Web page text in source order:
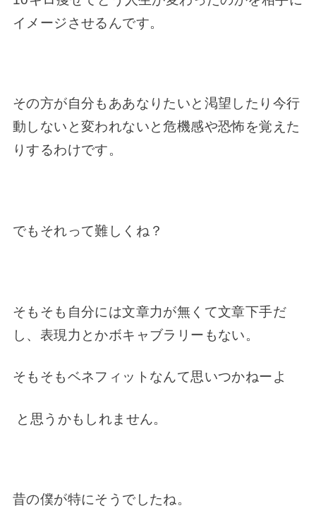
イメージさせるんです。
その方が自分もああなりたいと渇望したり今行
動しないと変われないと危機感や恐怖を覚えた
りするわけです。
でもそれって難しくね？
そもそも自分には文章力が無くて文章下手だ
し、表現力とかボキャブラリーもない。
そもそもベネフィットなんて思いつかねーよ
と思うかもしれません。
昔の僕が特にそうでしたね。